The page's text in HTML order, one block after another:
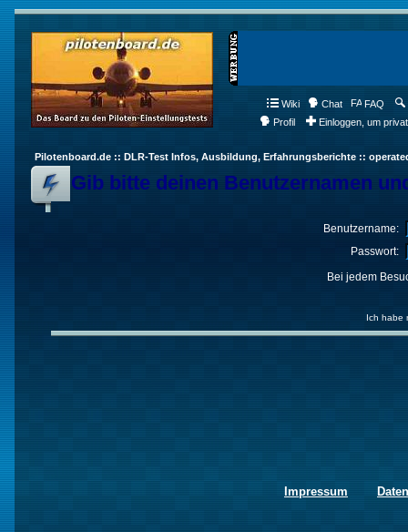
Wiki Chat FAQ
Profil
Einloggen, um
Pilotenboard.de :: DLR-Test Infos, Ausbildung, Erfahrungsberichte ::
Gib bitte deinen Benutzernamen
Benutzername:
Passwort:
Bei jedem
Ich habe
Impressum